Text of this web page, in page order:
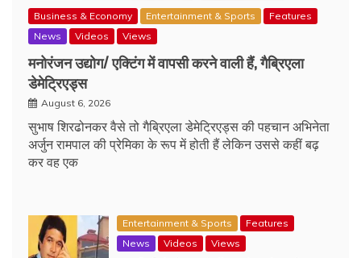
Business & Economy Entertainment & Sports
Features
News
Videos Views
मनोरंजन उद्योग/ एक्टिंग में वापसी करने वाली हैं, गैब्रिएला
डेमेट्रिएड्स
August 6, 2026
सुभाष शिरढोनकर वैसे तो गैब्रिएला डेमेट्रिएड्स की पहचान अभिनेता
अर्जुन रामपाल की प्रेमिका के रूप में होती हैं लेकिन उससे कहीं बढ़
कर वह एक
Entertainment & Sports
Features
News
Videos Views